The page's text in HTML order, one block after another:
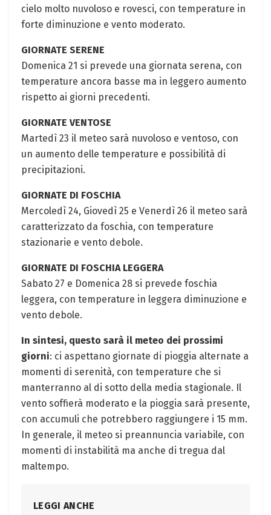
cielo molto nuvoloso e rovesci, con temperature in
forte diminuzione e vento moderato.
GIORNATE SERENE
Domenica 21 si prevede una giornata serena, con
temperature ancora basse ma in leggero aumento
rispetto ai giorni precedenti.
GIORNATE VENTOSE
Martedì 23 il meteo sarà nuvoloso e ventoso, con
un aumento delle temperature e possibilità di
precipitazioni.
GIORNATE DI FOSCHIA
Mercoledì 24, Giovedì 25 e Venerdì 26 il meteo sarà
caratterizzato da foschia, con temperature
stazionarie e vento debole.
GIORNATE DI FOSCHIA LEGGERA
Sabato 27 e Domenica 28 si prevede foschia
leggera, con temperature in leggera diminuzione e
vento debole.
In sintesi, questo sarà il meteo dei prossimi
giorni: ci aspettano giornate di pioggia alternate a
momenti di serenità, con temperature che si
manterranno al di sotto della media stagionale. Il
vento soffierà moderato e la pioggia sarà presente,
con accumuli che potrebbero raggiungere i 15 mm.
In generale, il meteo si preannuncia variabile, con
momenti di instabilità ma anche di tregua dal
maltempo.
LEGGI ANCHE